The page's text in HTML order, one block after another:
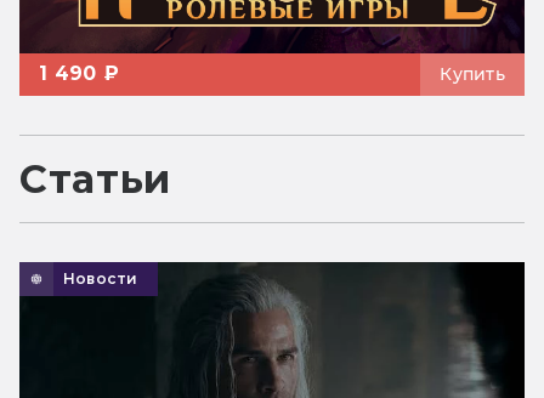
1 490 ₽ Купить
Статьи
Новости